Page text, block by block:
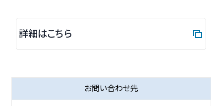
詳細はこちら
お問い合わせ先